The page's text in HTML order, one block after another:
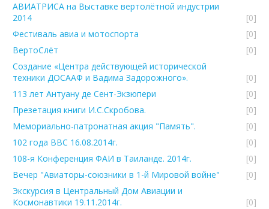
АВИАТРИСА на Выставке вертолётной индустрии
2014
[0]
Фестиваль авиа и мотоспорта
[0]
ВертоСлёт
[0]
Создание «Центра действующей исторической
техники ДОСААФ и Вадима Задорожного».
[0]
113 лет Антуану де Сент-Экзюпери
[0]
Презетация книги И.С.Скробова.
[0]
Мемориально-патронатная акция "Память".
[0]
102 года ВВС 16.08.2014г.
[0]
108-я Конференция ФАИ в Таиланде. 2014г.
[0]
Вечер "Авиаторы-союзники в 1-й Мировой войне"
[0]
Экскурсия в Центральный Дом Авиации и
Космонавтики 19.11.2014г.
[0]